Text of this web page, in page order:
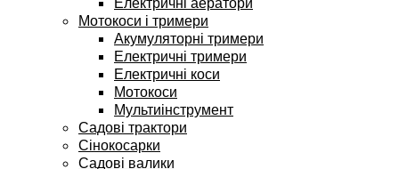
Мотокоси і тримери
Акумуляторні тримери
Електричні тримери
Електричні коси
Мотокоси
Мультиінструмент
Садові трактори
Сінокосарки
Садові валики